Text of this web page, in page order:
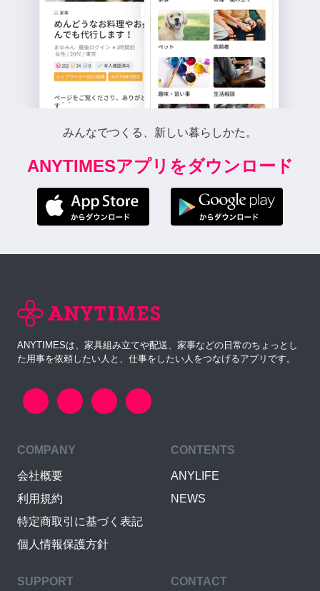
みんなでつくる、新しい暮らしかた。
ANYTIMESアプリをダウンロード
ANYTIMESは、家具組み立てや配送、家事などの日常のちょっとし
た用事を依頼したい人と、仕事をしたい人をつなげるアプリです。
COMPANY
会社概要
利用規約
特定商取引に基づく表記
個人情報保護方針
CONTENTS
ANYLIFE
NEWS
SUPPORT CONTACT